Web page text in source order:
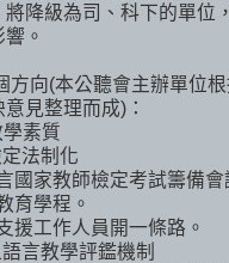
降級為司、科下的單位
。
方向(本公聽會主辦單位
見整理而成)：
素質
法制化
國家教師檢定考試籌備會
育學程。
援工作人員開一條路。
言教學評鑑機制